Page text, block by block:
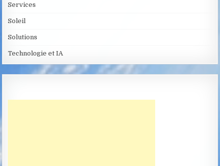
Services
Soleil
Solutions
Technologie et IA